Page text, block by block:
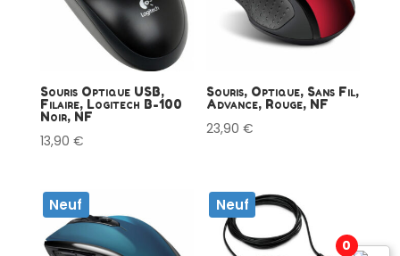
Souris Optique USB,
Filaire, Logitech B-100
Noir, NF
13,90 €
Souris, Optique, Sans Fil,
Advance, Rouge, NF
23,90€
Neuf Neuf
0